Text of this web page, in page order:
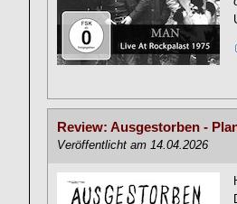
Review: Ausgestorben -
Veröffentlicht am 14.04.2026